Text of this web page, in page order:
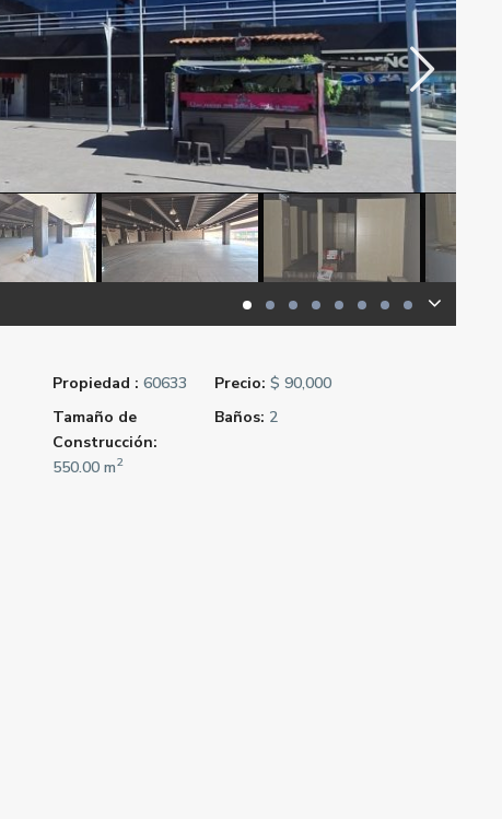
Propiedad : 60633 Precio: $ 90,000
Tamaño de
Construcción:
550.00 m2
Baños: 2